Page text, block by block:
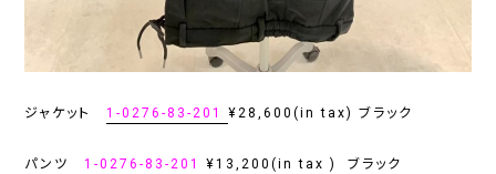
ジャケット1-0276-83-201 ¥28,600(in tax) ブラック
パンツ1-0276-83-201 ¥13,200(in tax ) ブラック